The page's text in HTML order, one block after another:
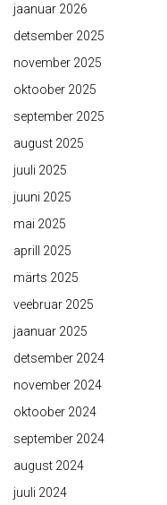
jaanuar 2026
detsember 2025
november 2025
oktoober 2025
september 2025
august 2025
juuli 2025
juuni 2025
mai 2025
aprill 2025
märts 2025
veebruar 2025
jaanuar 2025
detsember 2024
november 2024
oktoober 2024
september 2024
august 2024
juuli 2024